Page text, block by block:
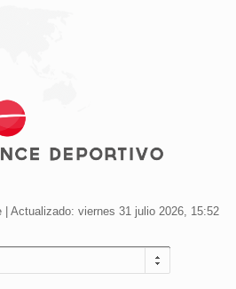
| Actualizado: viernes 31 julio 2026, 15:52